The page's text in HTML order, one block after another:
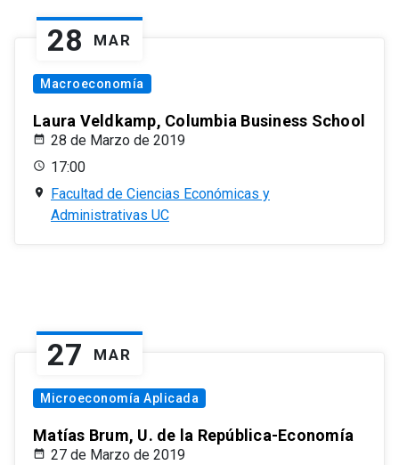
28 MAR
Macroeconomía
Laura Veldkamp, Columbia Business School
28 de Marzo de 2019
17:00
Facultad de Ciencias Económicas y
Administrativas UC
27 MAR
Microeconomía Aplicada
Matías Brum, U. de la República-Economía
27 de Marzo de 2019